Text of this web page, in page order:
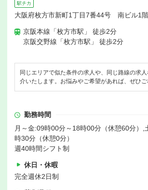
駅チカ
大阪府枚方市新町1丁目7番44号 南ビル1階
京阪本線「枚方市駅」 徒歩2分
京阪交野線「枚方市駅」 徒歩2分
同じエリアで似た条件の求人や、同じ路線の求
介いたします。お悩みやご希望があれば、ぜひ
勤務時間
月～金:09時00分～18時00分（休憩60分）,
時30分（休憩0分）
週40時間シフト制
休日・休暇
完全週休2日制